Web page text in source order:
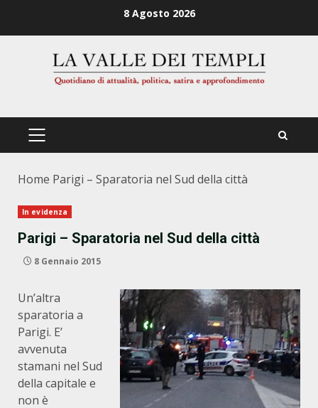
8 Agosto 2026
PRIMÄRES
Home Parigi – Sparatoria nel Sud della città
In evidenza
Parigi – Sparatoria nel Sud della città
8 Gennaio 2015
Un’altra
sparatoria a
Parigi. E’
avvenuta
stamani nel Sud
della capitale e
non è